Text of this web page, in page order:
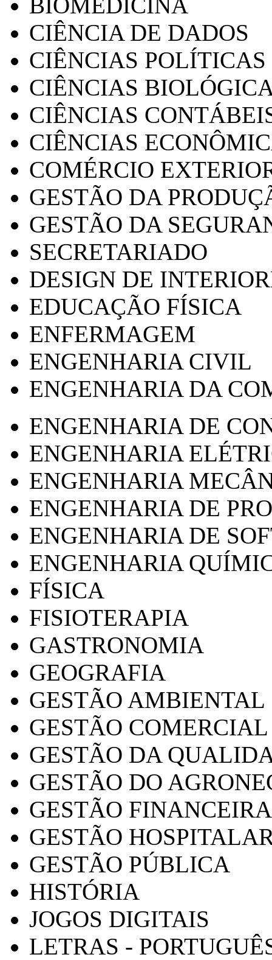
CIÊNCIA DE DADOS
CIÊNCIAS POLÍTICAS
CIÊNCIAS
CIÊNCIAS
CIÊNCIAS
COMÉRCIO
GESTÃO DA
GESTÃO DA
SECRETARIADO
DESIGN DE
EDUCAÇÃO FÍSICA
ENFERMAGEM
ENGENHARIA CIVIL
ENGENHARIA DA
ENGENHARIA DE
ENGENHARIA
ENGENHARIA
ENGENHARIA DE
ENGENHARIA DE
ENGENHARIA
FÍSICA
FISIOTERAPIA
GASTRONOMIA
GEOGRAFIA
GESTÃO AMBIENTAL
GESTÃO COMERCIAL
GESTÃO DA
GESTÃO DO
GESTÃO FINANCEIRA
GESTÃO
GESTÃO PÚBLICA
HISTÓRIA
JOGOS DIGITAIS
LETRAS -